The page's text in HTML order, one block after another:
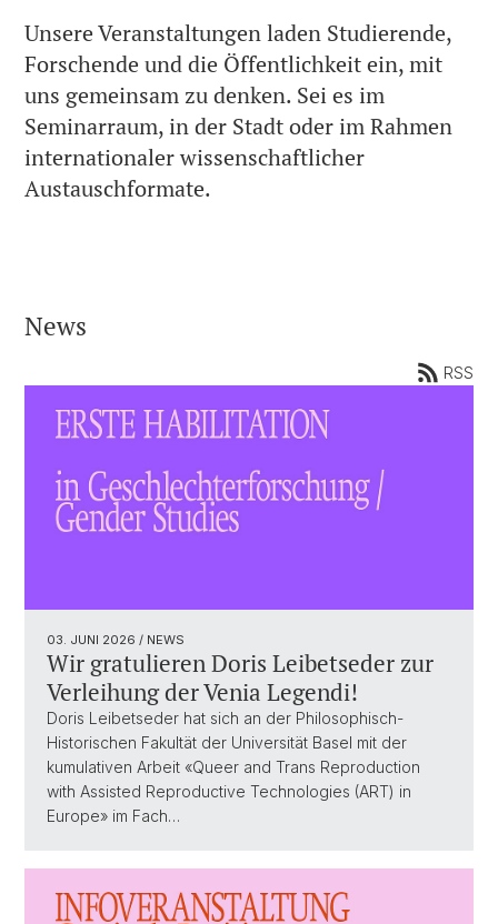
Unsere Veranstaltungen laden Studierende,
Forschende und die Öffentlichkeit ein, mit
uns gemeinsam zu denken. Sei es im
Seminarraum, in der Stadt oder im Rahmen
internationaler wissenschaftlicher
Austauschformate.
News
RSS
03. JUNI 2026 / NEWS
Wir gratulieren Doris Leibetseder zur
Verleihung der Venia Legendi!
Doris Leibetseder hat sich an der Philosophisch-
Historischen Fakultät der Universität Basel mit der
kumulativen Arbeit «Queer and Trans Reproduction
with Assisted Reproductive Technologies (ART) in
Europe» im Fach…